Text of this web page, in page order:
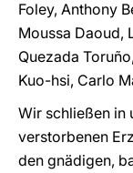
Foley, Anthony
Moussa Daoud,
Quezada
Kuo-hsi, Carlo
Wir schließen in
verstorbenen
den gnädigen,